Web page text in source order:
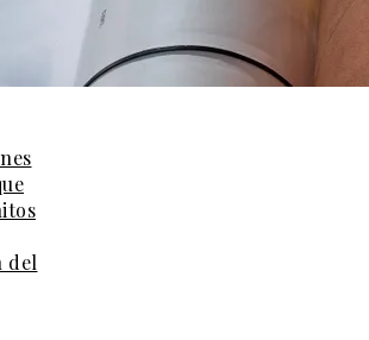
del